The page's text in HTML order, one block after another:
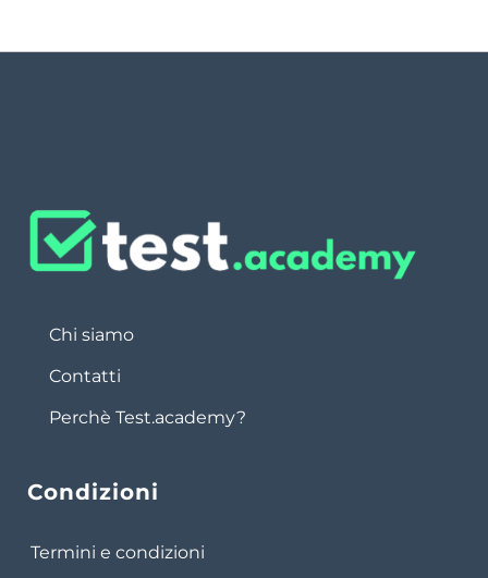
Chi siamo
Contatti
Perchè Test.academy?
Condizioni
Termini e condizioni